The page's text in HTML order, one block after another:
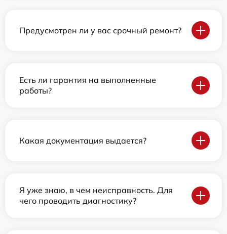
Предусмотрен ли у вас срочный ремонт?
Есть ли гарантия на выполненные
работы?
Какая документация выдается?
Я уже знаю, в чем неисправность. Для
чего проводить диагностику?